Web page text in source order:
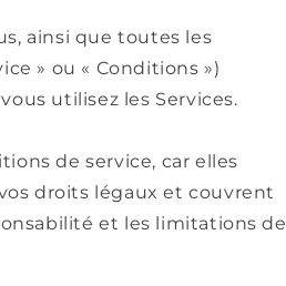
ainsi que toutes les
» ou « Conditions »)
utilisez les Services.
de service, car elles
droits légaux et couvrent
et les limitations de